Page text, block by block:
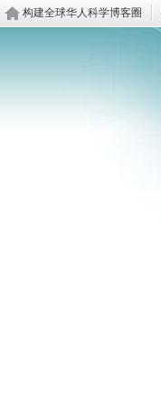
构建全球华人科学博客圈